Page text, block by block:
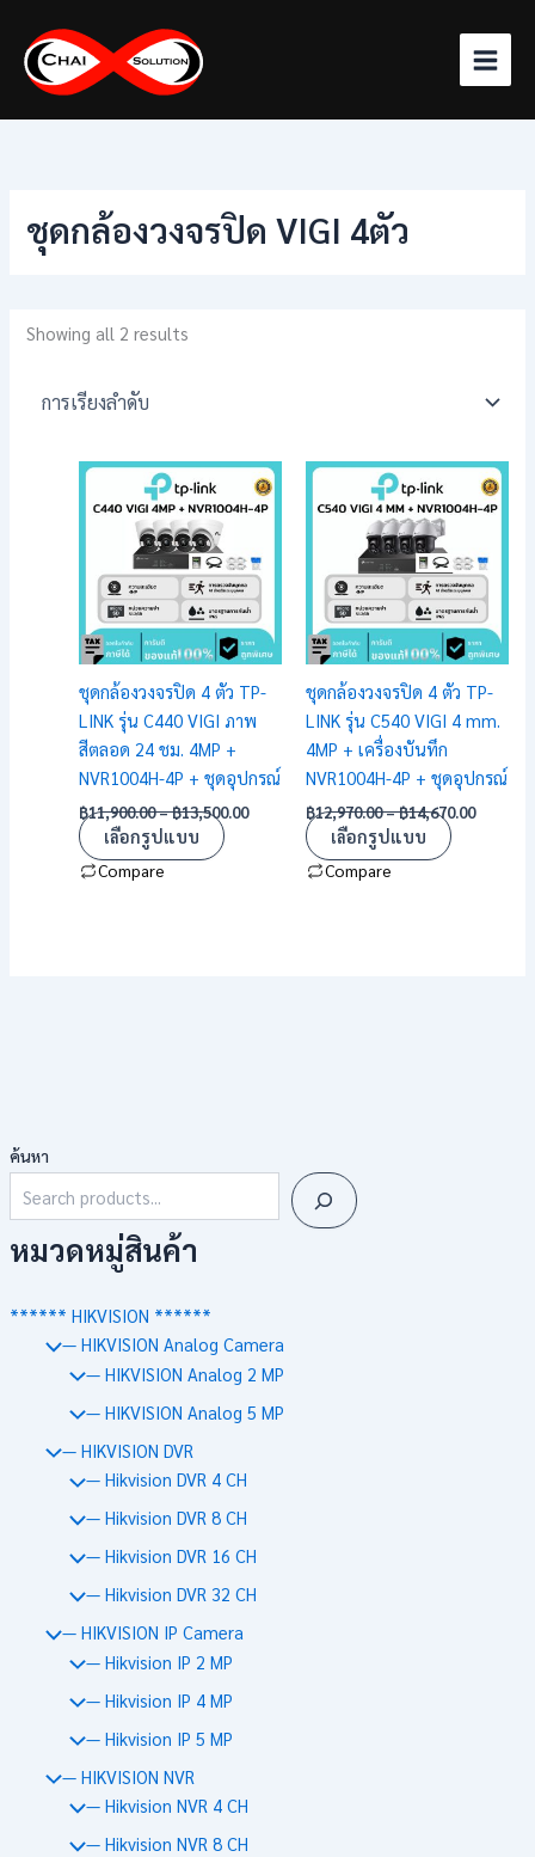
content
ค้นหา
หมวดหมู่สินค้า
****** HIKVISION ******
— HIKVISION Analog Camera
— HIKVISION Analog 2 MP
— HIKVISION Analog 5 MP
— HIKVISION DVR
— Hikvision DVR 4 CH
— Hikvision DVR 8 CH
— Hikvision DVR 16 CH
— Hikvision DVR 32 CH
— HIKVISION IP Camera
— Hikvision IP 2 MP
— Hikvision IP 4 MP
— Hikvision IP 5 MP
— HIKVISION NVR
— Hikvision NVR 4 CH
— Hikvision NVR 8 CH
ชุดกล้องวงจรปิด VIGI 4ตัว
Showing all 2 results
ชุดกล้องวงจรปิด 4 ตัว TP-
LINK รุ่น C440 VIGI ภาพ
สีตลอด 24 ชม. 4MP +
NVR1004H-4P + ชุดอุปกรณ์
฿11,900.00–฿13,500.00
Price
range:
฿11,900.00
เลือกรูปแบบ
Compare
This
product
multiple
variants.
The
options
be
chosen
on
the
product
page
ชุดกล้องวงจรปิด 4 ตัว TP-
LINK รุ่น C540 VIGI 4 mm.
4MP + เครื่องบันทึก
NVR1004H-4P + ชุดอุปกรณ์
฿12,970.00–฿14,670.00
Price
range:
฿
เลือกรูปแบบ
Compare
This
product
multiple
variants.
The
options
be
chosen
on
the
product
page